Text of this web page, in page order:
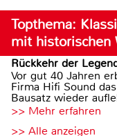
Topthema:
mit historischen
Rückkehr der
Vor gut 40 Jahren
Firma Hifi Sound
Bausatz wieder
>> Mehr erfahren
>> Alle anzeigen